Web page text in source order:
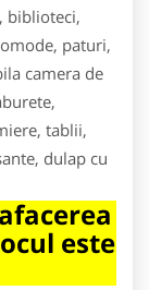
biblioteci,
paturi,
camera de
tablii,
dulap cu
este